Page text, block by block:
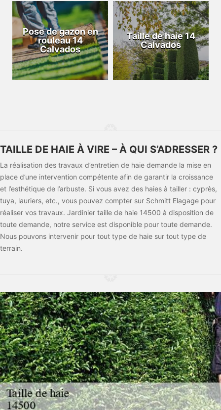
Pose de gazon en
rouleau 14
Calvados
Taille de haie 14
Calvados
TAILLE DE HAIE À VIRE – À QUI S’ADRESSER ?
La réalisation des travaux d’entretien de haie demande la mise en
place d’une intervention compétente afin de garantir la croissance
et l’esthétique de l’arbuste. Si vous avez des haies à tailler : cyprès,
tuya, lauriers, etc., vous pouvez compter sur Schmitt Elagage pour
réaliser vos travaux. Jardinier taille de haie 14500 à disposition de
toute demande, notre service est disponible pour toute demande.
Nous pouvons intervenir pour tout type de haie sur tout type de
terrain.